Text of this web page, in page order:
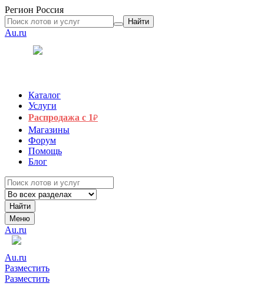
Регион Россия
Найти
Au.ru
Каталог
Услуги
Распродажа с 1₽
Магазины
Форум
Помощь
Блог
Найти
Меню
Au.ru
Au.ru
Разместить
Разместить